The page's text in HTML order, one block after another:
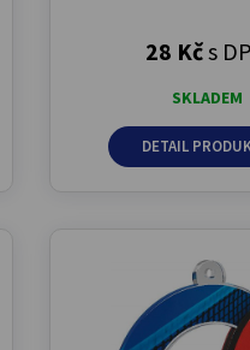
28 Kčs
SKLADEM
DETAIL